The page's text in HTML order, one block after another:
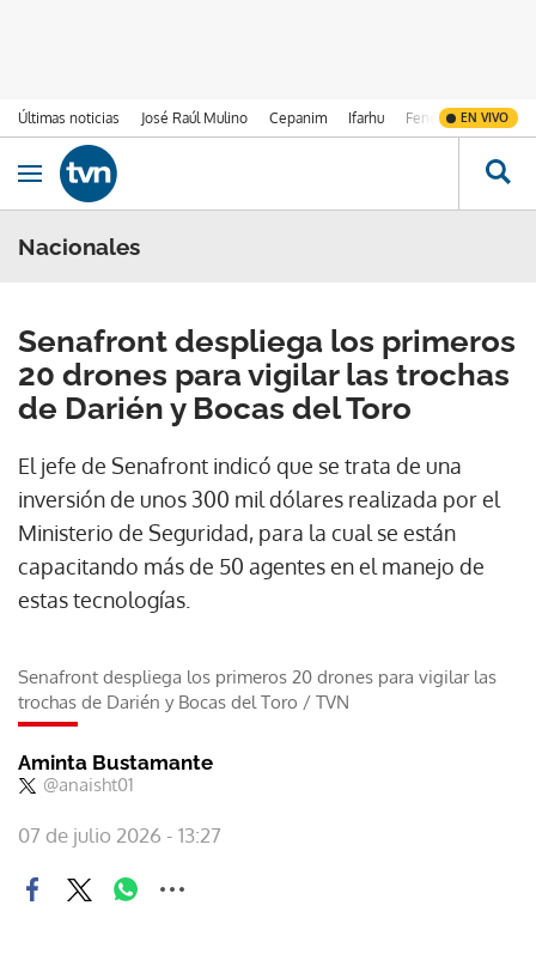
Últimas noticias José Raúl Mulino Cepanim Ifarhu Fenómeno de El
EN VIVO
Ir al contenido
Obrir navegació
Nacionales
Senafront despliega los primeros
20 drones para vigilar las trochas
de Darién y Bocas del Toro
El jefe de Senafront indicó que se trata de una
inversión de unos 300 mil dólares realizada por el
Ministerio de Seguridad, para la cual se están
capacitando más de 50 agentes en el manejo de
estas tecnologías.
Senafront despliega los primeros 20 drones para vigilar las
trochas de Darién y Bocas del Toro / TVN
Aminta Bustamante
@anaisht01
07 de julio 2026 - 13:27